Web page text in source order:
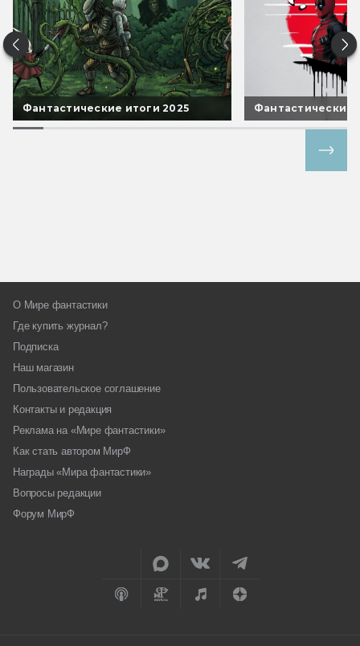
Фантастические итоги 2025 Фантастические
О Мире фантастики
Где купить журнал?
Подписка
Наш магазин
Пользовательское соглашение
Контакты и редакция
Реклама на «Мире фантастики»
Как стать автором МирФ
Награды «Мира фантастики»
Вопросы редакции
Форум МирФ